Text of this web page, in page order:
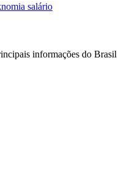
salário
informações do Brasil